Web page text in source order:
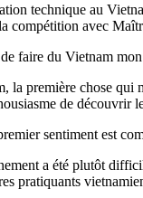
technique au
compétition avec
faire du Vietnam
la première chose qui
de découvrir
sentiment est
a été plutôt
pratiquants